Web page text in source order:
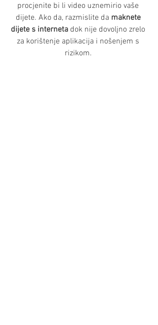
procjenite bi li video uznemirio vaše
dijete. Ako da, razmislite da maknete
dijete s interneta dok nije dovoljno zrelo
za korištenje aplikacija i nošenjem s
rizikom.